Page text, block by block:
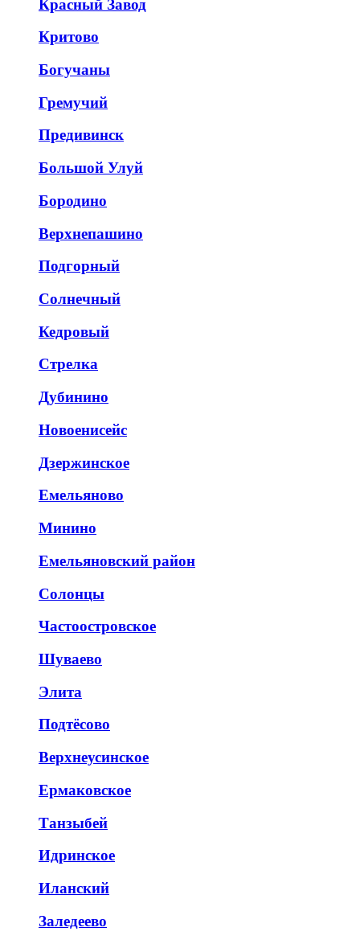
Красный Завод
Критово
Богучаны
Гремучий
Предивинск
Большой Улуй
Бородино
Верхнепашино
Подгорный
Солнечный
Кедровый
Стрелка
Дубинино
Новоенисейс
Дзержинское
Емельяново
Минино
Емельяновский район
Солонцы
Частоостровское
Шуваево
Элита
Подтёсово
Верхнеусинское
Ермаковское
Танзыбей
Идринское
Иланский
Заледеево